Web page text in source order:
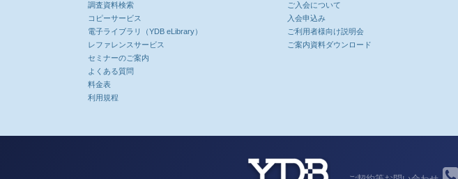
調査資料検索
コピーサービス
電子ライブラリ（YDB eLibrary）
レファレンスサービス
セミナーのご案内
よくある質問
料金表
利用規程
ご入会について
入会申込み
ご利用者様向け説明会
ご案内資料ダウンロード